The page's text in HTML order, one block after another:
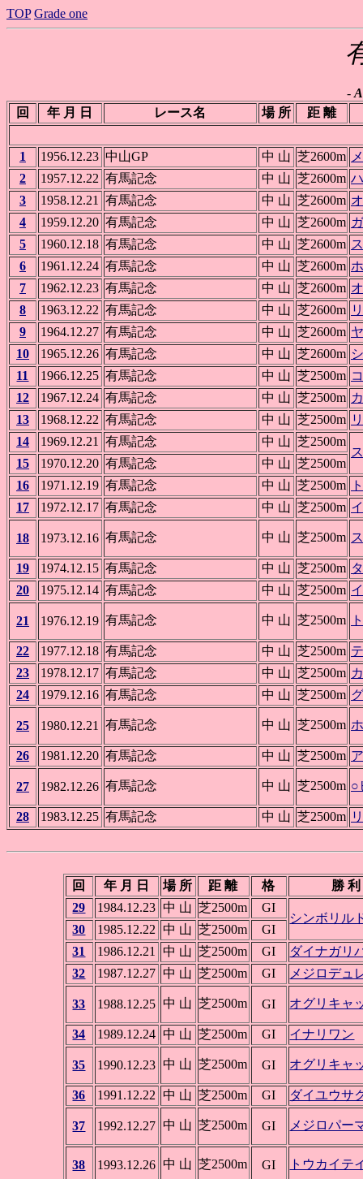
TOP Grade one
-
回
年 月 日 レース名 場 所 距 離
1 1956.12.23 中山GP 中 山 芝2600m
2
1957.12.22 有馬記念 中 山 芝2600m
3
1958.12.21 有馬記念 中 山 芝2600m
4
1959.12.20 有馬記念 中 山 芝2600m
5
1960.12.18 有馬記念 中 山 芝2600m
6
1961.12.24 有馬記念 中 山 芝2600m
7
1962.12.23 有馬記念 中 山 芝2600m
8
1963.12.22 有馬記念 中 山 芝2600m
9
1964.12.27 有馬記念 中 山 芝2600m
10
1965.12.26 有馬記念 中 山 芝2600m
11
1966.12.25 有馬記念 中 山 芝2500m
12
1967.12.24 有馬記念 中 山 芝2500m
13
1968.12.22 有馬記念 中 山 芝2500m
14
1969.12.21 有馬記念 中 山 芝2500m
15
1970.12.20 有馬記念 中 山 芝2500m
16
1971.12.19 有馬記念 中 山 芝2500m
17
1972.12.17 有馬記念 中 山 芝2500m
18 1973.12.16 有馬記念 中 山 芝2500m
19 1974.12.15 有馬記念 中 山 芝2500m
20
1975.12.14 有馬記念 中 山 芝2500m
21 1976.12.19 有馬記念 中 山 芝2500m
22 1977.12.18 有馬記念 中 山 芝2500m
23
1978.12.17 有馬記念 中 山 芝2500m
24
1979.12.16 有馬記念 中 山 芝2500m
25 1980.12.21 有馬記念 中 山 芝2500m
26 1981.12.20 有馬記念 中 山 芝2500m
27 1982.12.26 有馬記念 中 山 芝2500m ○
28 1983.12.25 有馬記念 中 山 芝2500m
回 年 月 日 場 所 距 離 格
勝
29
1984.12.23 中 山 芝2500m GI
シンボリル
30
1985.12.22 中 山 芝2500m
GI
31
1986.12.21 中 山 芝2500m GI
ダイナガリ
32
1987.12.27 中 山 芝2500m GI メジロデュ
33 1988.12.25 中 山 芝2500m GI オグリキャ
34 1989.12.24 中 山 芝2500m GI イナリワン
35 1990.12.23 中 山 芝2500m GI オグリキャ
36 1991.12.22 中 山 芝2500m GI ダイユウサ
37 1992.12.27 中 山 芝2500m GI メジロパー
38 1993.12.26 中 山 芝2500m GI トウカイテ